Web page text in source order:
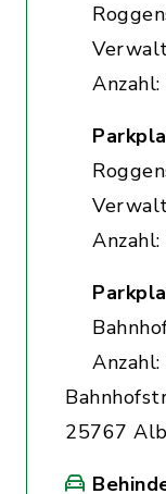
Anzahl:
Anzahl:
25767